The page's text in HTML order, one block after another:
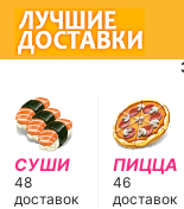
СУШИ
48
доставок
ПИЦЦА
46
доставок